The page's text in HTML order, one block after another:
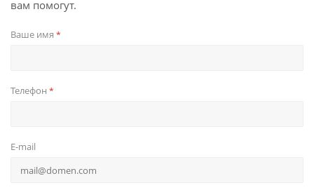
вам помогут.
Ваше имя *
Телефон *
E-mail